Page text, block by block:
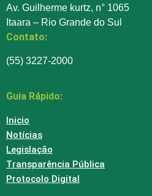
Av. Guilherme kurtz, n° 1065
Itaara – Rio Grande do Sul
Contato:
(55) 3227-2000
Guia Rápido:
Inicio
Notícias
Legislação
Transparência Pública
Protocolo Digital